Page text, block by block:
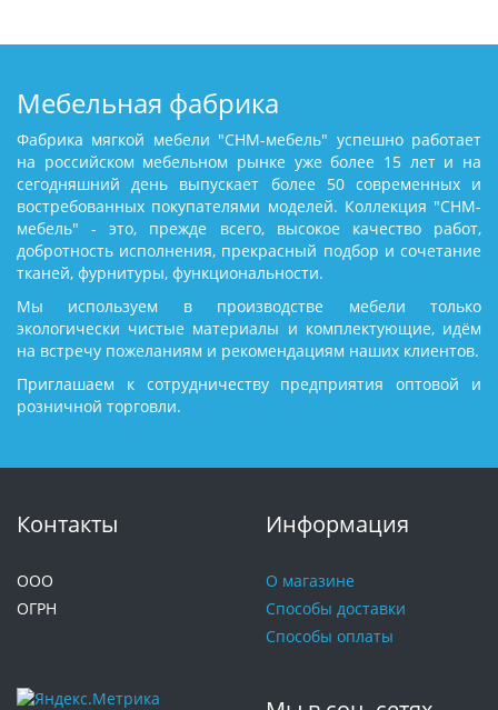
Мебельная фабрика
Фабрика мягкой мебели "СНМ-мебель" успешно работает
на российском мебельном рынке уже более 15 лет и на
сегодняшний день выпускает более 50 современных и
востребованных покупателями моделей. Коллекция "СНМ-
мебель" - это, прежде всего, высокое качество работ,
добротность исполнения, прекрасный подбор и сочетание
тканей, фурнитуры, функциональности.
Мы используем в производстве мебели только
экологически чистые материалы и комплектующие, идём
на встречу пожеланиям и рекомендациям наших клиентов.
Приглашаем к сотрудничеству предприятия оптовой и
розничной торговли.
Контакты
ООО
ОГРН
Информация
О магазине
Способы доставки
Способы оплаты